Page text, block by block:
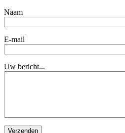
Naam
E-mail
Uw bericht...